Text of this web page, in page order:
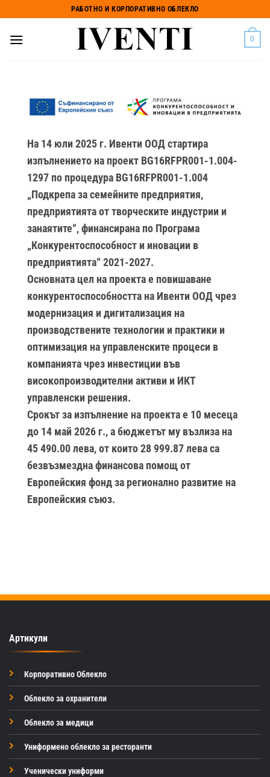
to
content
РАБОТНО И КОРПОРАТИВНО ОБЛЕКЛО
0
На 14 юли 2025 г. Ивенти ООД стартира
изпълнението на проект BG16RFPR001-1.004-
1297 по процедура BG16RFPR001-1.004
„Подкрепа за семейните предприятия,
предприятията от творческите индустрии и
занаятите“, финансирана по Програма
„Конкурентоспособност и иновации в
предприятията“ 2021-2027.
Основната цел на проекта е повишаване
конкурентоспособността на Ивенти ООД чрез
модернизация и дигитализация на
производствените технологии и практики и
оптимизация на управленските процеси в
компанията чрез инвестиции във
високопроизводителни активи и ИКТ
управленски решения.
Срокът за изпълнение на проекта е 10 месеца
до 14 май 2026 г., а бюджетът му възлиза на
45 490.00 лева, от които 28 999.87 лева са
безвъзмездна финансова помощ от
Европейския фонд за регионално развитие на
Европейския съюз.
Артикули
Корпоративно Облекло
Облекло за охранители
Облекло за медици
Униформено облекло за ресторанти
Ученически униформи